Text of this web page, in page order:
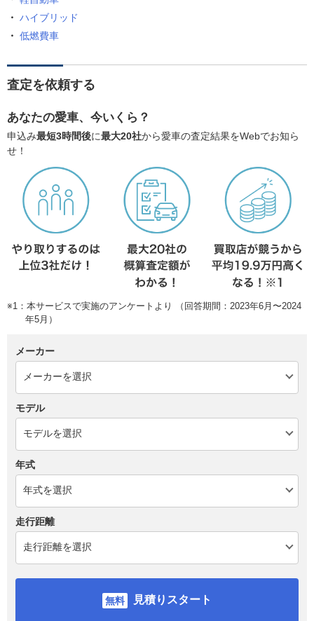
ハイブリッド
低燃費車
査定を依頼する
あなたの愛車、今いくら？
申込み最短3時間後に最大20社から愛車の査定結果をWebでお知ら
せ！
※1：本サービスで実施のアンケートより （回答期間：2023年6月〜2024
年5月）
メーカー
モデル
年式
走行距離
見積りスタート